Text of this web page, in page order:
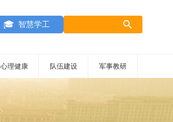
智慧学工 search
心理健康 队伍建设 军事教研